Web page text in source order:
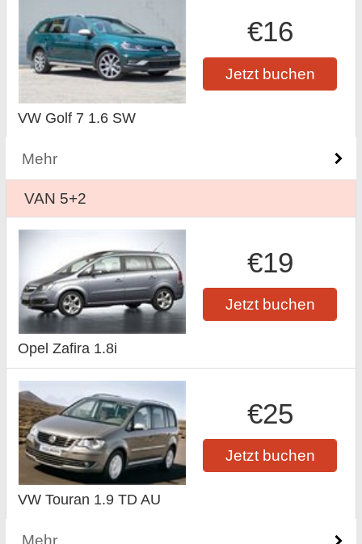
€16
Jetzt buchen
VW Golf 7 1.6 SW
Mehr
VAN 5+2
€19
Jetzt buchen
Opel Zafira 1.8i
€25
Jetzt buchen
VW Touran 1.9 TD AU
Mehr